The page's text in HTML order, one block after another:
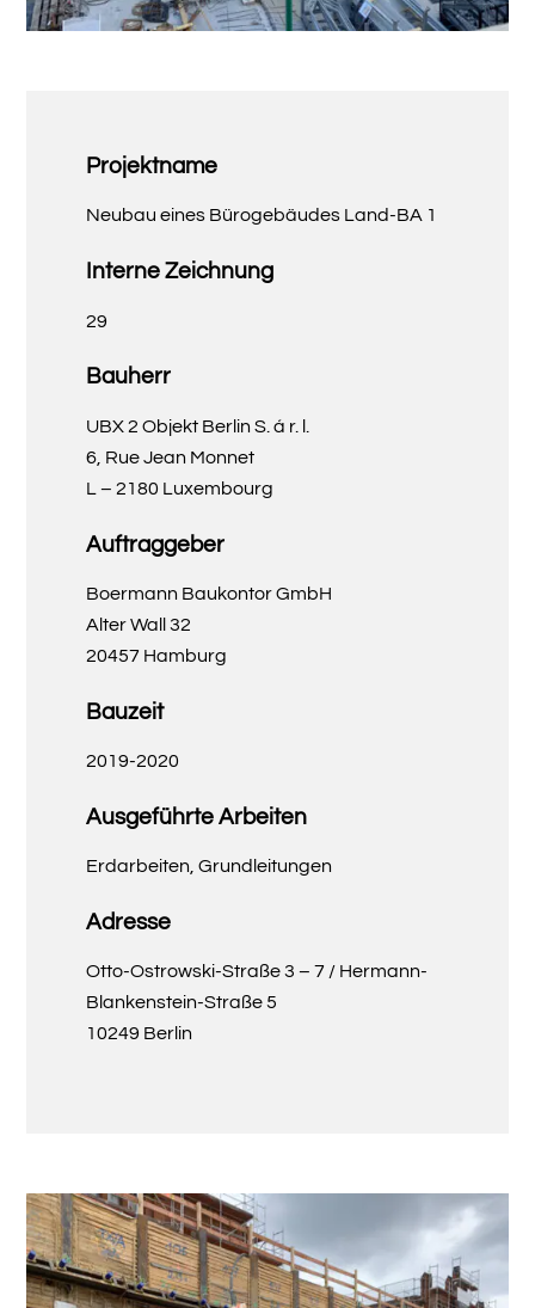
Projektname
Neubau eines Bürogebäudes Land-BA 1
Interne Zeichnung
29
Bauherr
UBX 2 Objekt Berlin S. á r. l.
6, Rue Jean Monnet
L – 2180 Luxembourg
Auftraggeber
Boermann Baukontor GmbH
Alter Wall 32
20457 Hamburg
Bauzeit
2019-2020
Ausgeführte Arbeiten
Erdarbeiten, Grundleitungen
Adresse
Otto-Ostrowski-Straße 3 – 7 / Hermann-
Blankenstein-Straße 5
10249 Berlin